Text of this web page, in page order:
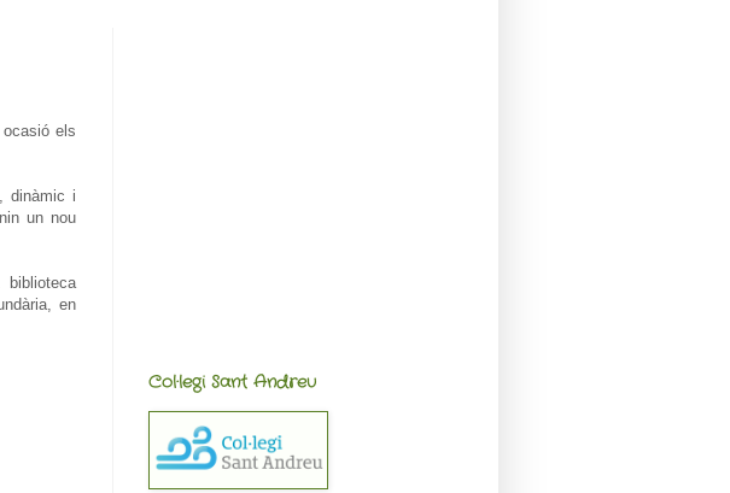
els
dinàmic i
un nou
en
Col·legi Sant Andreu